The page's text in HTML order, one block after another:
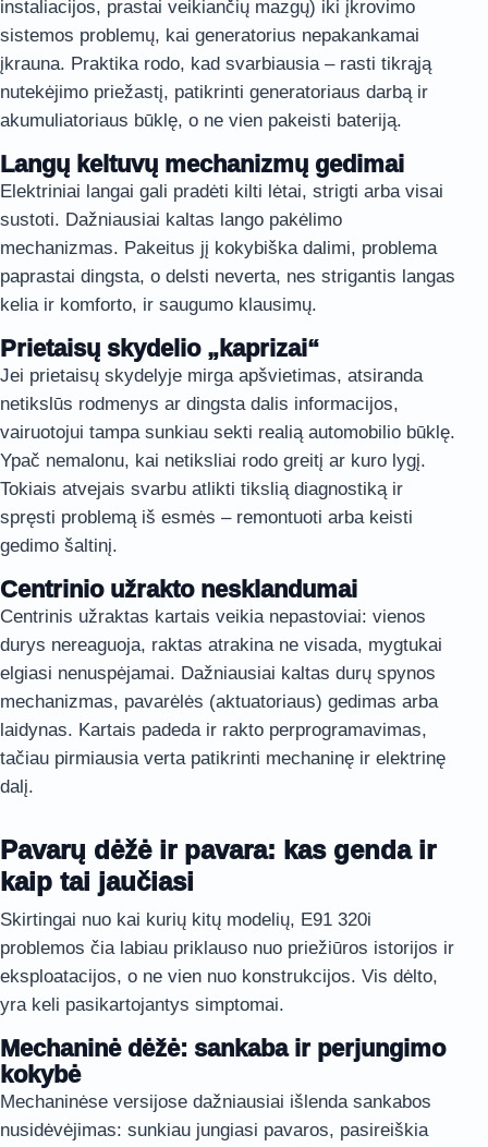
instaliacijos, prastai veikiančių mazgų) iki įkrovimo
sistemos problemų, kai generatorius nepakankamai
įkrauna. Praktika rodo, kad svarbiausia – rasti tikrąją
nutekėjimo priežastį, patikrinti generatoriaus darbą ir
akumuliatoriaus būklę, o ne vien pakeisti bateriją.
Langų keltuvų mechanizmų gedimai
Elektriniai langai gali pradėti kilti lėtai, strigti arba visai
sustoti. Dažniausiai kaltas lango pakėlimo
mechanizmas. Pakeitus jį kokybiška dalimi, problema
paprastai dingsta, o delsti neverta, nes strigantis langas
kelia ir komforto, ir saugumo klausimų.
Prietaisų skydelio „kaprizai“
Jei prietaisų skydelyje mirga apšvietimas, atsiranda
netikslūs rodmenys ar dingsta dalis informacijos,
vairuotojui tampa sunkiau sekti realią automobilio būklę.
Ypač nemalonu, kai netiksliai rodo greitį ar kuro lygį.
Tokiais atvejais svarbu atlikti tikslią diagnostiką ir
spręsti problemą iš esmės – remontuoti arba keisti
gedimo šaltinį.
Centrinio užrakto nesklandumai
Centrinis užraktas kartais veikia nepastoviai: vienos
durys nereaguoja, raktas atrakina ne visada, mygtukai
elgiasi nenuspėjamai. Dažniausiai kaltas durų spynos
mechanizmas, pavarėlės (aktuatoriaus) gedimas arba
laidynas. Kartais padeda ir rakto perprogramavimas,
tačiau pirmiausia verta patikrinti mechaninę ir elektrinę
dalį.
Pavarų dėžė ir pavara: kas genda ir
kaip tai jaučiasi
Skirtingai nuo kai kurių kitų modelių, E91 320i
problemos čia labiau priklauso nuo priežiūros istorijos ir
eksploatacijos, o ne vien nuo konstrukcijos. Vis dėlto,
yra keli pasikartojantys simptomai.
Mechaninė dėžė: sankaba ir perjungimo
kokybė
Mechaninėse versijose dažniausiai išlenda sankabos
nusidėvėjimas: sunkiau jungiasi pavaros, pasireiškia